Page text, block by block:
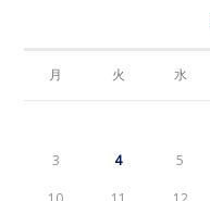
月 火 水
3 4 5